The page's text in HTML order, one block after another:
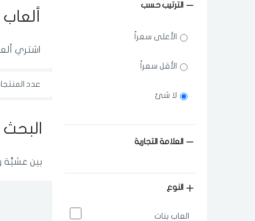
الترتيب حسب
الأعلى سعراً
الأقل سعراً
لا شئ
العلامة التجارية
النوع
العاب بنات
اشتري
عدد
بين عشيَّة